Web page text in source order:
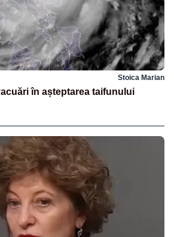
Stoica Marian
în așteptarea taifunului